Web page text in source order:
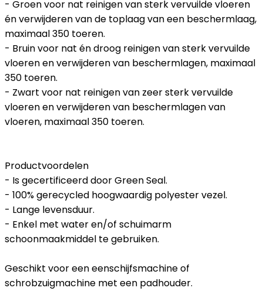
- Groen voor nat reinigen van sterk vervuilde vloeren
én verwijderen van de toplaag van een beschermlaag,
maximaal 350 toeren.
- Bruin voor nat én droog reinigen van sterk vervuilde
vloeren en verwijderen van beschermlagen, maximaal
350 toeren.
- Zwart voor nat reinigen van zeer sterk vervuilde
vloeren en verwijderen van beschermlagen van
vloeren, maximaal 350 toeren.
Productvoordelen
- Is gecertificeerd door Green Seal.
- 100% gerecycled hoogwaardig polyester vezel.
- Lange levensduur.
- Enkel met water en/of schuimarm
schoonmaakmiddel te gebruiken.
Geschikt voor een eenschijfsmachine of
schrobzuigmachine met een padhouder.